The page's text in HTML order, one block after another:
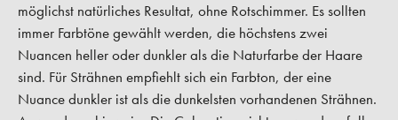
möglichst natürliches Resultat, ohne Rotschimmer. Es sollten
immer Farbtöne gewählt werden, die höchstens zwei
Nuancen heller oder dunkler als die Naturfarbe der Haare
sind. Für Strähnen empfiehlt sich ein Farbton, der eine
Nuance dunkler ist als die dunkelsten vorhandenen Strähnen.